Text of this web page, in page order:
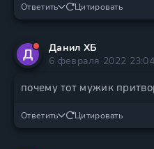
Ответить Цитировать
Д
Данил ХБ
6 февраля 2022 23:04
почему тот мужик
Ответить Цитировать